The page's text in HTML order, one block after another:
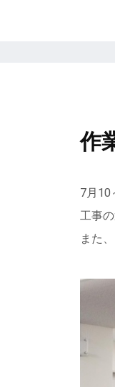
作
7月10
工事
また